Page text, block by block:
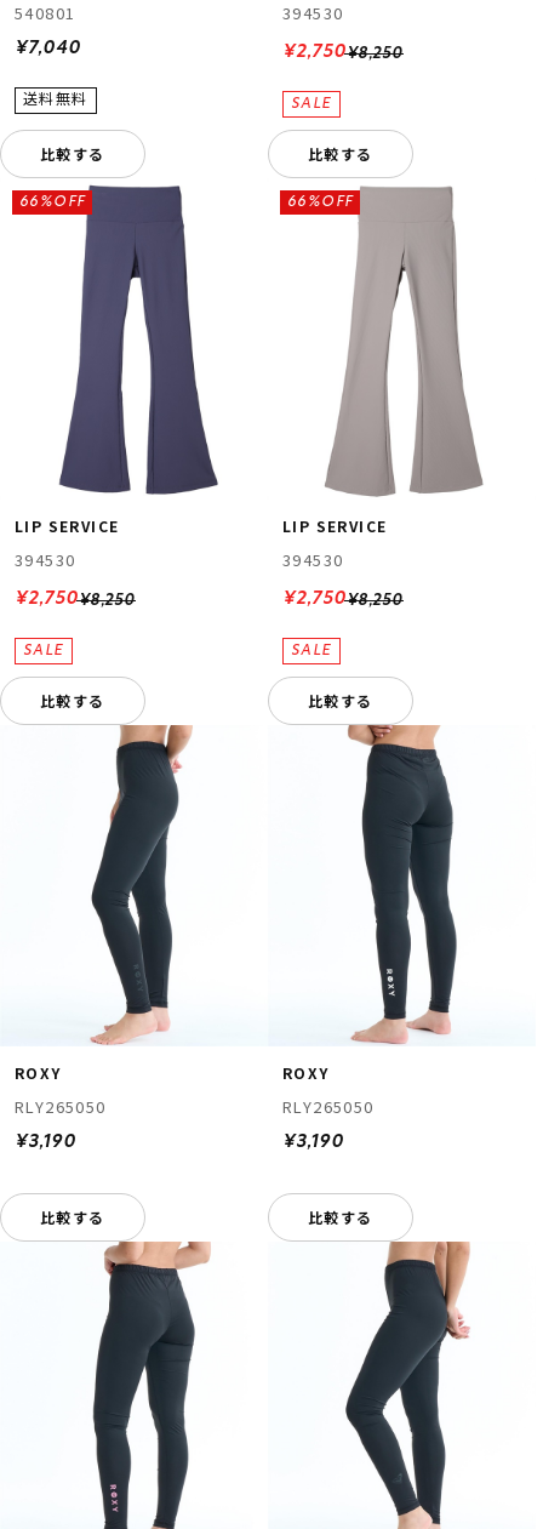
540801
¥7,040
比較する
394530
¥8,250
¥2,750
比較する
LIP SERVICE
394530
¥8,250
66%OFF
¥2,750
比較する
LIP SERVICE
394530
¥8,250
66%OFF
¥2,750
比較する
ROXY
RLY265050
¥3,190
比較する
ROXY
RLY265050
¥3,190
比較する